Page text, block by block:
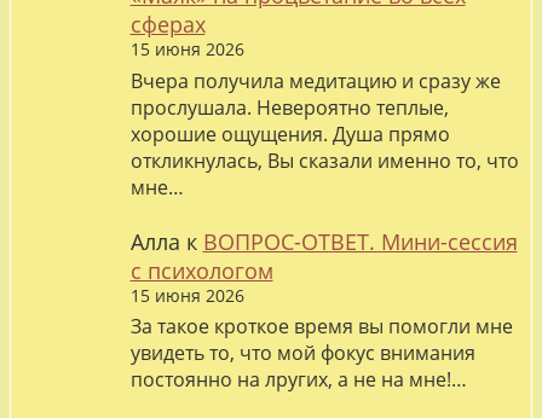
сферах
15 июня 2026
Вчера получила медитацию и сразу же
прослушала. Невероятно теплые,
хорошие ощущения. Душа прямо
откликнулась, Вы сказали именно то, что
мне…
Алла к ВОПРОС-ОТВЕТ. Мини-сессия
с психологом
15 июня 2026
За такое кроткое время вы помогли мне
увидеть то, что мой фокус внимания
постоянно на лругих, а не на мне!…